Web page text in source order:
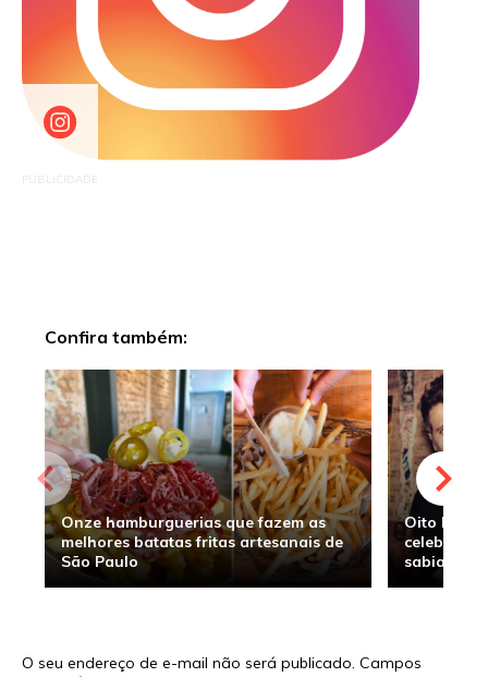
PUBLICIDADE
Confira também:
Onze hamburguerias que fazem as
melhores batatas fritas artesanais de
São Paulo
Oito
sabia
O seu endereço de e-mail não será publicado. Campos